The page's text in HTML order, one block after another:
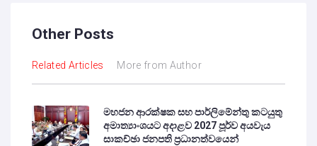
Other Posts
Related Articles More from Author
මහජන ආරක්ෂක සහ පාර්ලිමේන්තු කටයුතු
අමාත්‍යාංශයට අදාළව 2027 පූර්ව අයවැය
සාකච්ඡා ජනපති ප්‍රධානත්වයෙන්